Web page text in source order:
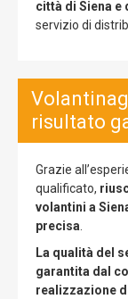
città di Siena e
servizio di
risultato
Grazie
qualificato,
volantini a
precisa
La qualità del
garantita dal
realizzazione